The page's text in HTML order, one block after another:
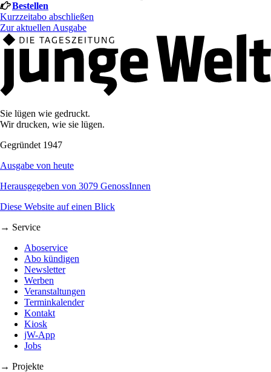
Bestellen
Kurzzeitabo abschließen
Zur aktuellen Ausgabe
Sie lügen wie gedruckt.
Wir drucken, wie sie lügen.
Gegründet 1947
Ausgabe von heute
Herausgegeben von 3079 GenossInnen
Diese Website auf einen Blick
→ Service
Aboservice
Abo kündigen
Newsletter
Werben
Veranstaltungen
Terminkalender
Kontakt
Kiosk
jW-App
Jobs
→ Projekte